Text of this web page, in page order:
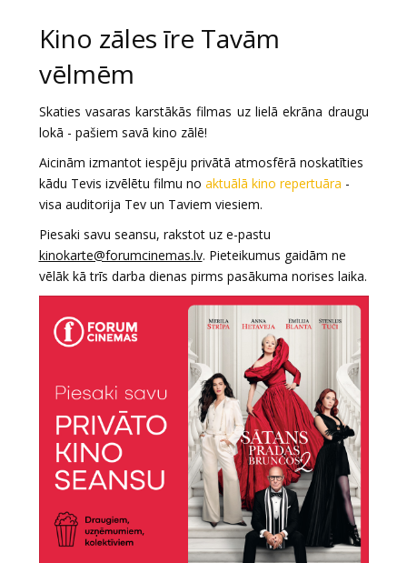
B2B
Klubs
Kino zāles īre Tavām
vēlmēm
Skaties vasaras karstākās filmas uz lielā ekrāna draugu
lokā - pašiem savā kino zālē!
Aicinām izmantot iespēju privātā atmosfērā noskatīties
kādu Tevis izvēlētu filmu no aktuālā kino repertuāra -
visa auditorija Tev un Taviem viesiem.
Piesaki savu seansu, rakstot uz e-pastu
kinokarte@forumcinemas.lv. Pieteikumus gaidām ne
vēlāk kā trīs darba dienas pirms pasākuma norises laika.